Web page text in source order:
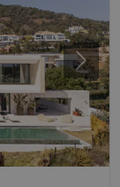
Nästa